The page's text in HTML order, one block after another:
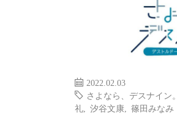
2022.02.03
さよなら、デスナイン。
礼
汐谷文康 篠田みなみ